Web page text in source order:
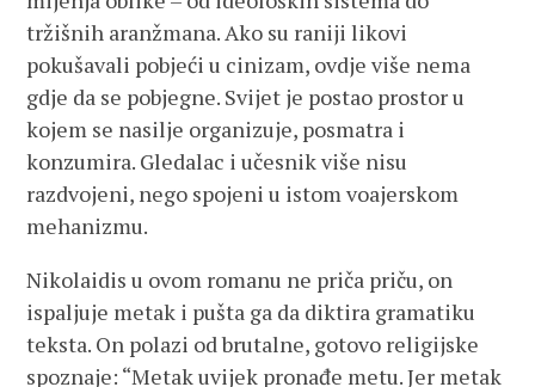
tržišnih aranžmana. Ako su raniji likovi
pokušavali pobjeći u cinizam, ovdje više nema
gdje da se pobjegne. Svijet je postao prostor u
kojem se nasilje organizuje, posmatra i
konzumira. Gledalac i učesnik više nisu
razdvojeni, nego spojeni u istom voajerskom
mehanizmu.
Nikolaidis u ovom romanu ne priča priču, on
ispaljuje metak i pušta ga da diktira gramatiku
teksta. On polazi od brutalne, gotovo religijske
spoznaje: “Metak uvijek pronađe metu. Jer metak